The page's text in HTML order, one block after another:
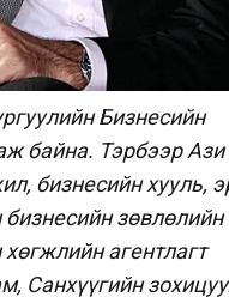
Бизнесийн
байна. Тэрбээр
бизнесийн хууль,
зөвлөлийн
агентлагт
Санхүүгийн